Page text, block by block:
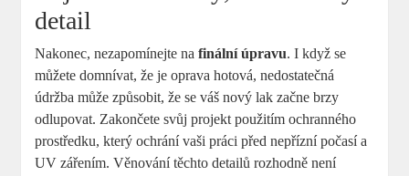
detail
Nakonec, nezapomínejte nafinální úpravu. I když se
můžete domnívat, že je oprava hotová, nedostatečná
údržba může způsobit, že se váš nový lak začne brzy
odlupovat. Zakončete svůj projekt použitím ochranného
prostředku, který ochrání vaši práci před nepřízní počasí a
UV zářením. Věnování těchto detailů rozhodně není